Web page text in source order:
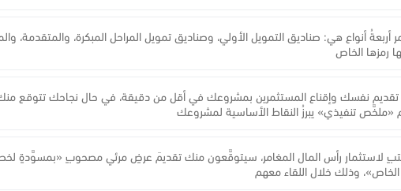
أنواع هي: صناديق التمويل الأولي، وصناديق تمويل المراحل المبكرة، والمتقدمة،
رمزها الخاص
تقديم نفسك وإقناع المستثمرين بمشروعك في أقل من دقيقة، في حال نجاحك تتوقع
«ملخَّص تنفيذي» يبرزُ النقاط الأساسية لمشروعك
لاستثمار رأس المال المغامر، سيتوقَّعون منك تقديمَ عرضٍ مرئي مصحوبٍ «بمسوَّدةٍ
وذلك خلال اللقاء معهم